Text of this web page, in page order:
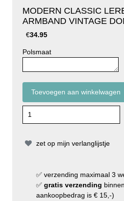
MODERN CLASSIC
ARMBAND VINTAGE
€34.95
Polsmaat
zet op mijn verlanglijstje
✅ verzending maximaal 3
✅ gratis verzending
aankoopbedrag is € 15,-)